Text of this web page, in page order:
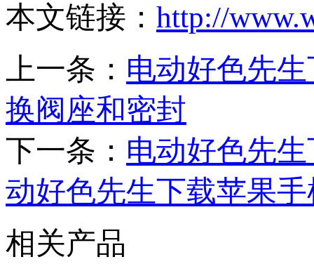
本文链接： http://
上一条： 电动好色先
换阀座和密封
下一条： 电动好色先
动好色先生下载苹果
相关产品